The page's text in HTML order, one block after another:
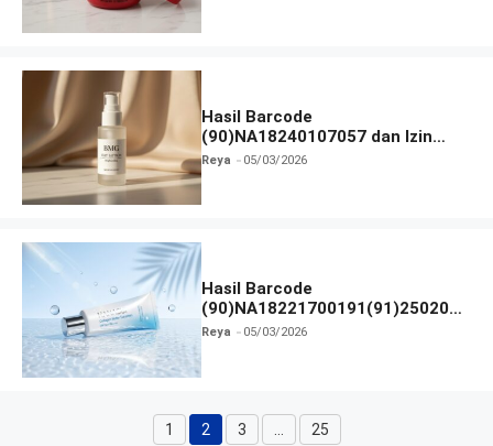
Hasil Barcode
(90)NA18240107057 dan Izin
BPOM
Reya 05/03/2026
Hasil Barcode
(90)NA18221700191(91)250209
dan Izin BPOM
Reya 05/03/2026
Halaman
1 Halaman
2 Halaman
3 Halaman
25